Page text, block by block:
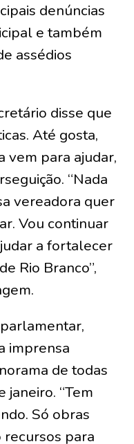
denúncias
e também
assédios
disse que
Até gosta,
vem para ajudar,
“Nada
vereadora quer
Vou continuar
a fortalecer
Rio Branco”,
imprensa
de todas
janeiro. “Tem
Só obras
para